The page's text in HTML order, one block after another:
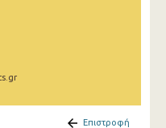
Επιστροφή